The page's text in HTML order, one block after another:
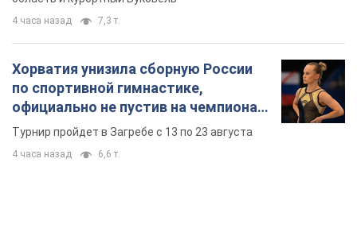
4 часа назад 7,3 т.
Хорватия унизила сборную России
по спортивной гимнастике,
официально не пустив на чемпионат
Европы основных спортсменов
Турнир пройдет в Загребе с 13 по 23 августа
4 часа назад 6,6 т.